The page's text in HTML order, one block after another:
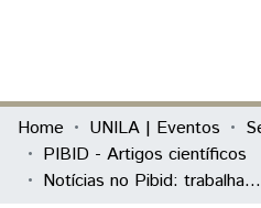
Communities & Collections
All of DSpace
Home UNILA | Eventos
PIBID - Artigos científicos
Notícias no Pibid: trabalhando o discurso midiático no ensino médio